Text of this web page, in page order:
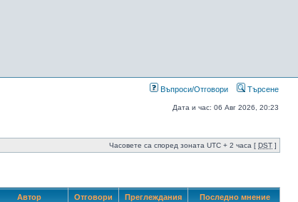
Въпроси/Отговори Търсене
Дата и час: 06 Авг 2026, 20:23
Часовете са според зоната UTC + 2 часа [ DST ]
Автор Отговори Преглеждания Последно мнение